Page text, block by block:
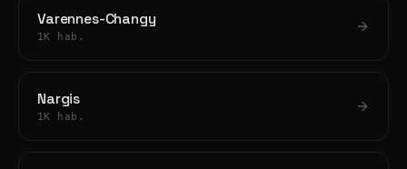
Varennes-Changy
1K hab.
Nargis
1K hab.